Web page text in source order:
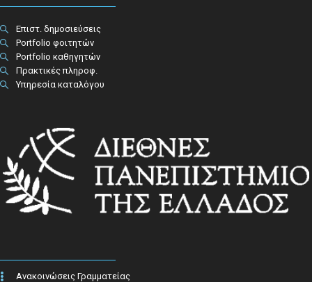
Επιστ. δημοσιεύσεις
Portfolio φοιτητών
Portfolio καθηγητών
Πρακτικές πληροφ.​
Υπηρεσία καταλόγου
Ανακοινώσεις Γραμματείας